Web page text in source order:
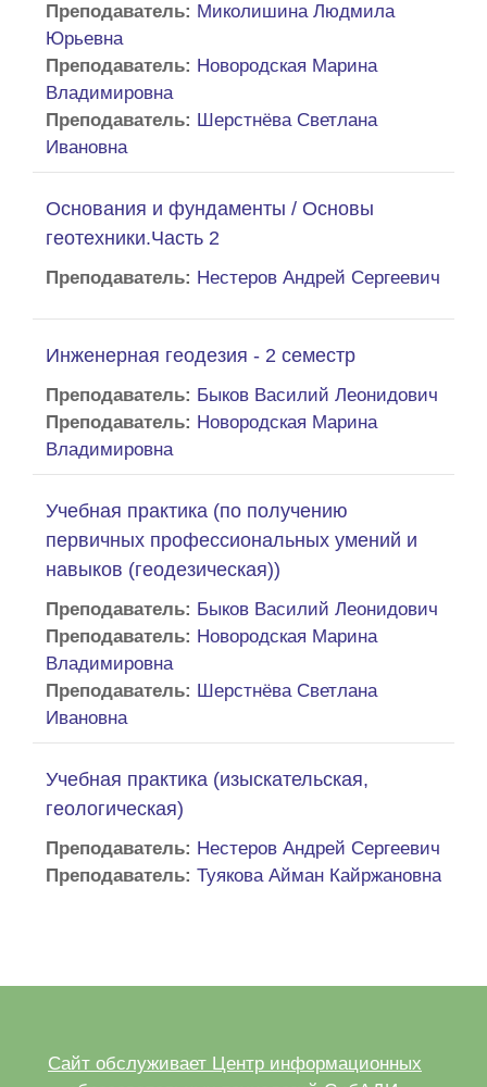
Преподаватель: Миколишина Людмила
Юрьевна
Преподаватель: Новородская Марина
Владимировна
Преподаватель: Шерстнёва Светлана
Ивановна
Основания и фундаменты / Основы
геотехники.Часть 2
Преподаватель: Нестеров Андрей Сергеевич
Инженерная геодезия - 2 семестр
Преподаватель: Быков Василий Леонидович
Преподаватель: Новородская Марина
Владимировна
Учебная практика (по получению
первичных профессиональных умений и
навыков (геодезическая))
Преподаватель: Быков Василий Леонидович
Преподаватель: Новородская Марина
Владимировна
Преподаватель: Шерстнёва Светлана
Ивановна
Учебная практика (изыскательская,
геологическая)
Преподаватель: Нестеров Андрей Сергеевич
Преподаватель: Туякова Айман Кайржановна
Сайт обслуживает Центр информационных